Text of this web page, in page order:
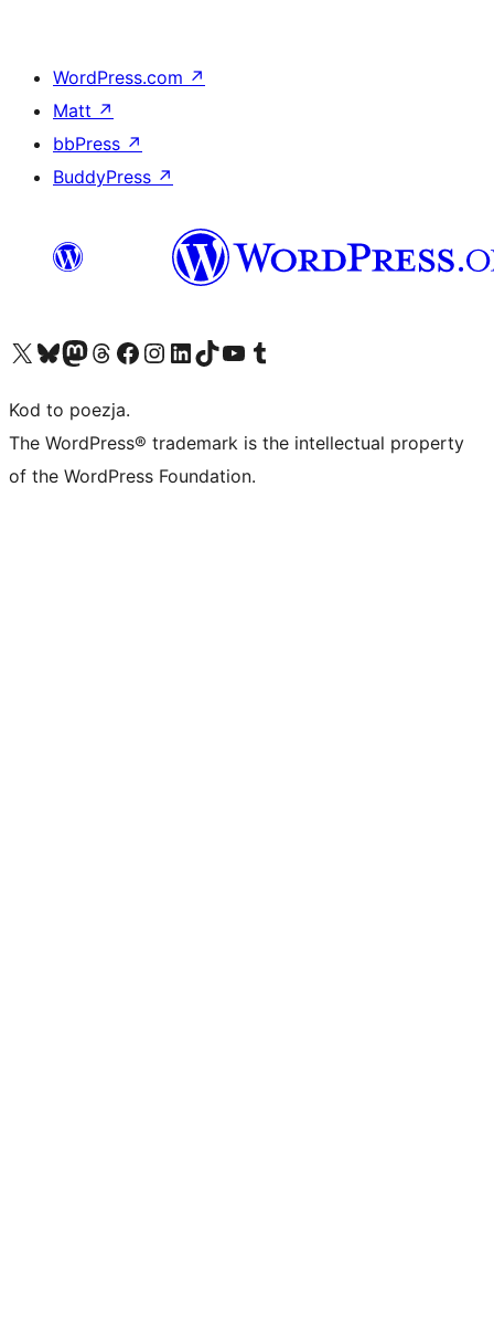
WordPress.com ↗
Matt ↗
bbPress ↗
BuddyPress ↗
Odwiedź nasze konto X (dawniej Twitter)
Odwiedź nasze konto Bluesky
Odwiedź nasze konto na Mastodoncie
Odwiedź naszego Threadsa
Odwiedź naszego Facebooka
Odwiedź nasze konto na Instagramie
Odwiedź nasze konto na LinkedIn
Odwiedź naszego TikToka
Odwiedź nasz kanał YouTube
Odwiedź naszego Tumblra
Kod to poezja.
The WordPress® trademark is the intellectual property
of the WordPress Foundation.